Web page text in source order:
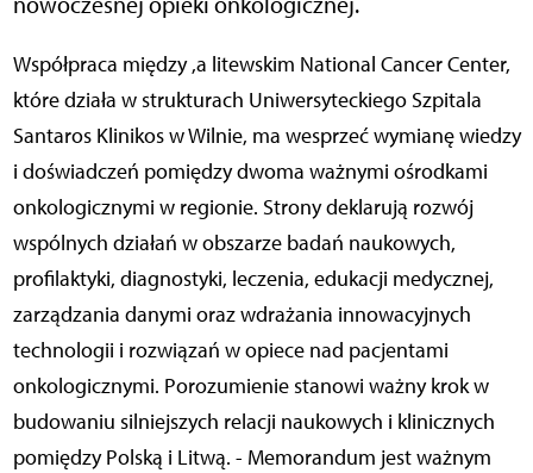
Współpraca między ,a litewskim National Cancer Center,
które działa w strukturach Uniwersyteckiego Szpitala
Santaros Klinikos w Wilnie, ma wesprzeć wymianę wiedzy
i doświadczeń pomiędzy dwoma ważnymi ośrodkami
onkologicznymi w regionie. Strony deklarują rozwój
wspólnych działań w obszarze badań naukowych,
profilaktyki, diagnostyki, leczenia, edukacji medycznej,
zarządzania danymi oraz wdrażania innowacyjnych
technologii i rozwiązań w opiece nad pacjentami
onkologicznymi. Porozumienie stanowi ważny krok w
budowaniu silniejszych relacji naukowych i klinicznych
pomiędzy Polską i Litwą. - Memorandum jest ważnym